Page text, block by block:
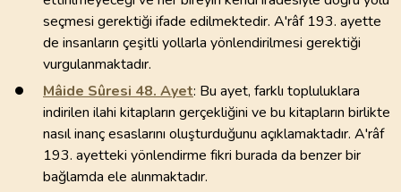
seçmesi gerektiği ifade edilmektedir. A'râf 193. ayette
de insanların çeşitli yollarla yönlendirilmesi gerektiği
vurgulanmaktadır.
Mâide Sûresi 48. Ayet: Bu ayet, farklı topluluklara
indirilen ilahi kitapların gerçekliğini ve bu kitapların birlikte
nasıl inanç esaslarını oluşturduğunu açıklamaktadır. A'râf
193. ayetteki yönlendirme fikri burada da benzer bir
bağlamda ele alınmaktadır.